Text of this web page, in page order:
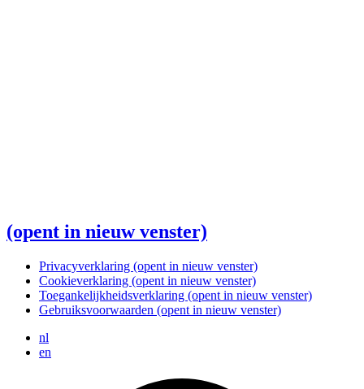
(opent in nieuw venster)
Privacyverklaring (opent in nieuw venster)
Cookieverklaring (opent in nieuw venster)
Toegankelijkheidsverklaring (opent in nieuw venster)
Gebruiksvoorwaarden (opent in nieuw venster)
nl
en